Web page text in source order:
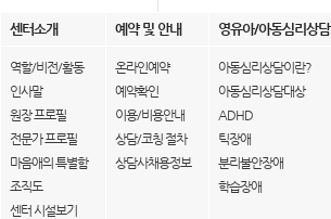
센터소개 예약 및 안내 영유아/아동심리상담
역할/비전/활동
인사말
원장 프로필
전문가 프로필
마음애의 특별함
조직도
센터 시설보기
온라인예약
예약확인
이용/비용안내
상담/코칭 절차
상담사채용정보
아동심리상담이란?
아동심리상담대상
ADHD
틱장애
분리불안장애
학습장애